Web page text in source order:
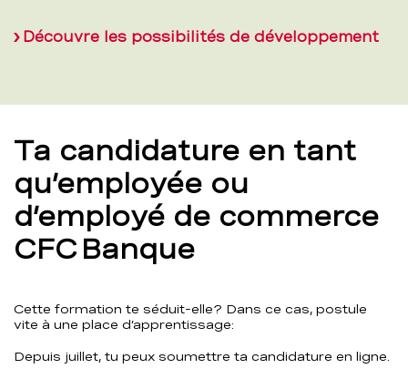
Découvre les possibilités de développement
Ta candidature en tant
qu’employée ou
d’employé de commerce
CFC Banque
Cette formation te séduit-elle? Dans ce cas, postule
vite à une place d’apprentissage:
Depuis juillet, tu peux soumettre ta candidature en ligne.